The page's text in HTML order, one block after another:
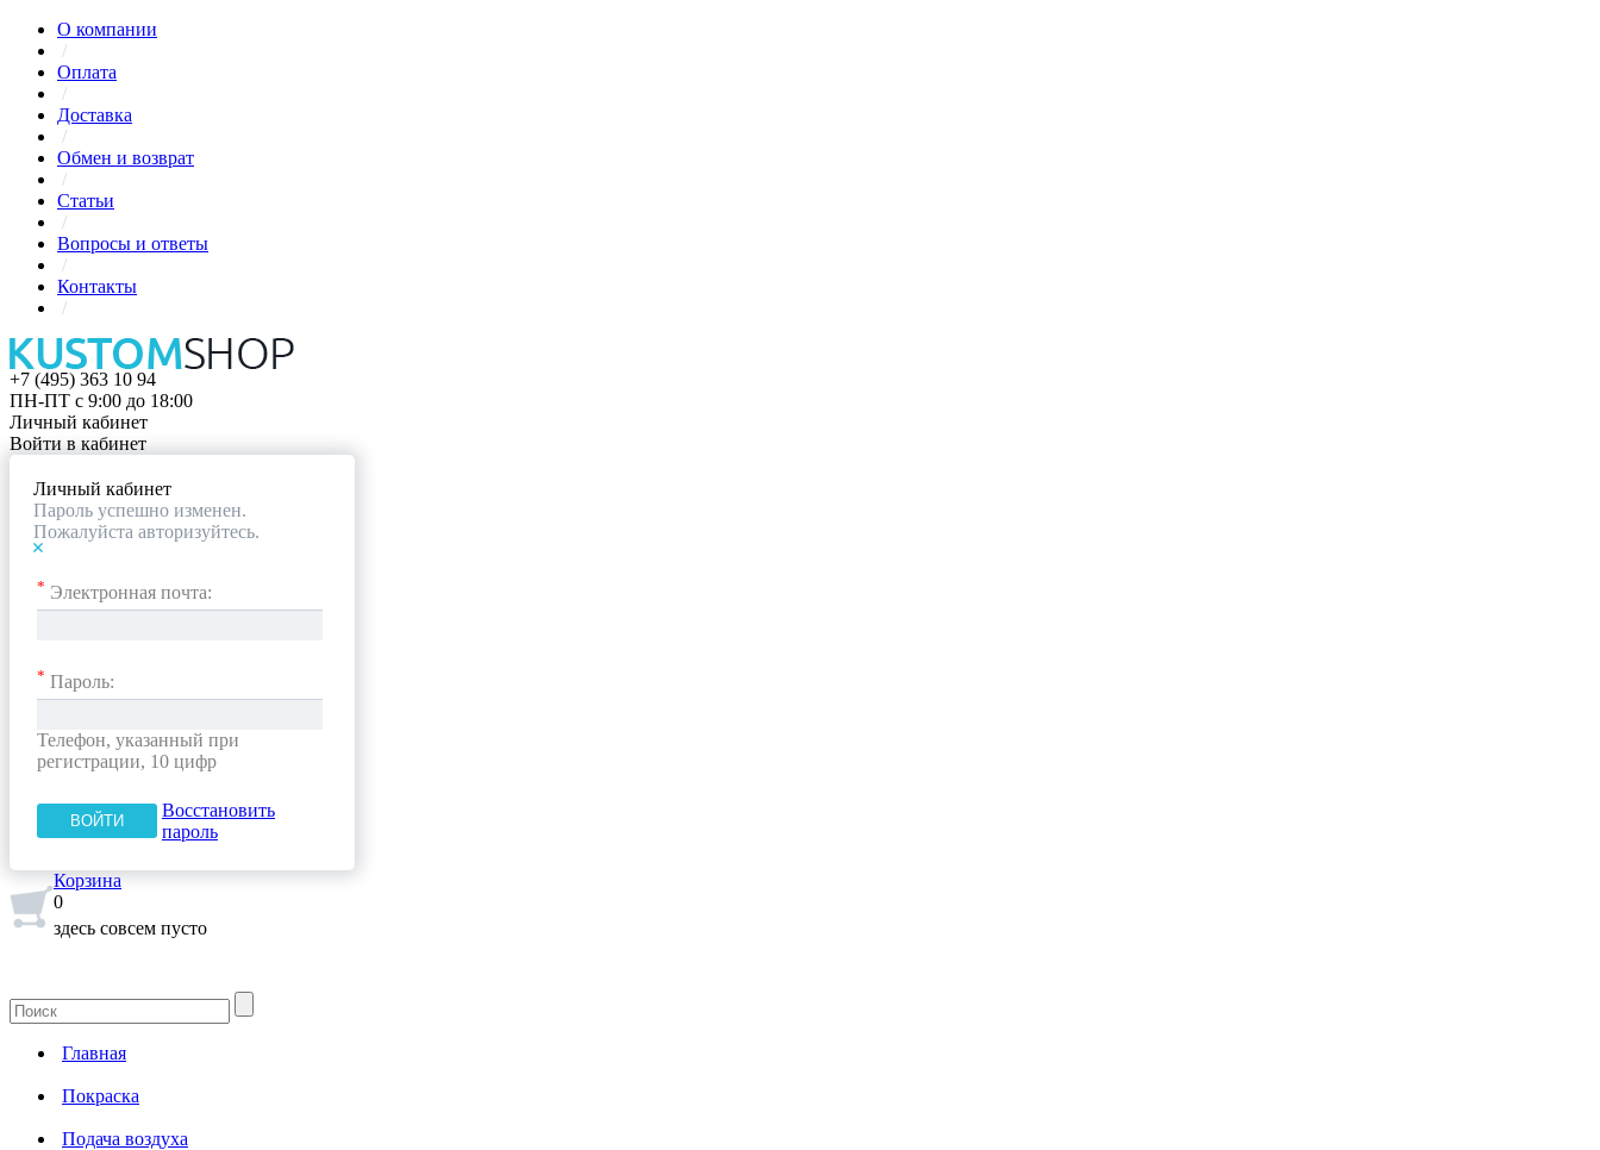
О компании
/
Оплата
/
Доставка
/
Обмен и возврат
/
Статьи
/
Вопросы и ответы
/
Контакты
/
+7 (495) 363 10 94
ПН-ПТ с 9:00 до 18:00
Личный кабинет
Войти в кабинет
Личный кабинет
Пароль успешно изменен.
Пожалуйста авторизуйтесь.
* Электронная почта:
* Пароль:
Телефон, указанный при
регистрации, 10 цифр
Восстановить
пароль
Корзина
0
здесь совсем пусто
Главная
Покраска
Подача воздуха